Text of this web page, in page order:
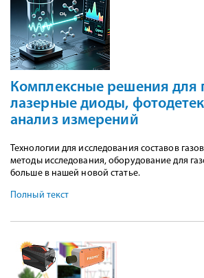
Комплексные решения для
лазерные диоды,
анализ измерений
Технологии для исследования составов
методы исследования, оборудование для
больше в нашей новой статье.
Полный текст